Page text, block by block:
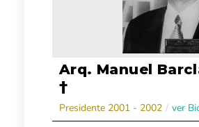
Arq. Manuel
†
Presidente 2001 - 2002 / ver